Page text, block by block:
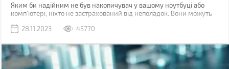
Яким би надійним не був накопичувач у вашому ноутбуці або
комп'ютері, ніхто не застрахований від неполадок. Вони можуть
ушкодженнями комірок пам'яті.
28.11.2023 45770